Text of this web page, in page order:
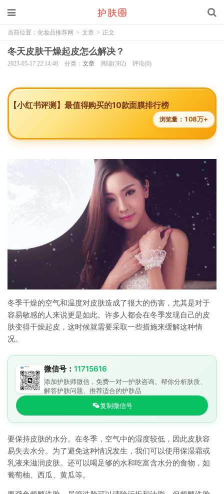
当前位置： 化妆品推荐网 > 文章 > 正文
冬天皮肤干燥起皮怎么解决？
2023-05-17 22:14:48 分类： 文章 阅读(382) 评论(0)
【小红书评测】最值得购买的10款面膜排行榜
浏览量： 108万+
冬季干燥的空气和温度对皮肤造成了很大的伤害，尤其是对于
容易敏感的人来说更是如此。许多人都会在冬季发现自己的皮
肤变得干燥起皮，这时候就需要采取一些措施来缓解这种情
况。
微信号： 11715616
添加护肤师微信，免费一对一护肤咨询。帮你分析肤质、
解答护肤问题、推荐适合的护肤品
复制微信号
要保持皮肤的水分。在冬季，空气中的湿度较低，因此皮肤容
易失去水分。为了避免这种情况发生，我们可以使用保湿霜或
乳液来滋润皮肤。还可以喝足够的水和吃富含水分的食物，如
葡萄柚、西瓜、黄瓜等。